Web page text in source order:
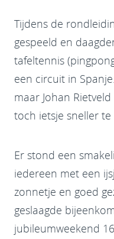
Tijdens de
gespeeld en
tafeltennis
een circuit in
maar Johan
toch ietsje sneller
Er stond een
iedereen met een
zonnetje en goed
geslaagde
jubileumweekend